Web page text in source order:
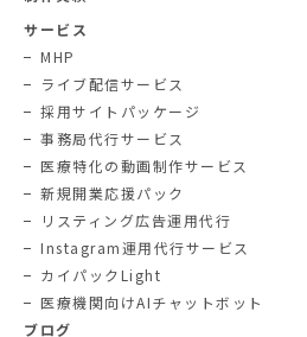
サービス
MHP
ライブ配信サービス
採用サイトパッケージ
事務局代行サービス
医療特化の動画制作サービス
新規開業応援パック
リスティング広告運用代行
Instagram運用代行サービス
カイパックLight
医療機関向けAIチャットボット
ブログ